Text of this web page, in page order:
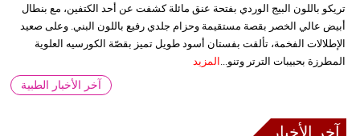
تريكو باللون البيج الوردي بفتحة عنق مائلة كشفت عن أحد الكتفين، مع بنطال
أبيض عالي الخصر بقصة مستقيمة وحزام جلدي رفيع باللون البني. وعلى صعيد
الإطلالات الفخمة، تألقت بفستان أسود طويل تميز بقصّة الكورسيه العلوية
المطرزة بحبيبات الترتر وتنو...
المزيد
آخر الأخبار الطبية
آخر الأخبار